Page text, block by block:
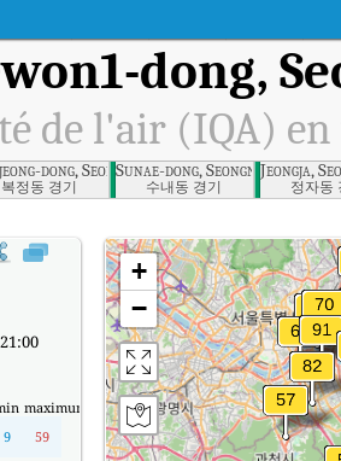
dong,
de l'air (IQA) en
dong, Seongnam-si, Gyeonggi
복정동 경기
Sunae-dong, Seongnam-si,
수내동 경기
Jeongja,
정자동
de la qualité de l'air (IQA) à sangdaewon1-
maximum
9
59
+
−